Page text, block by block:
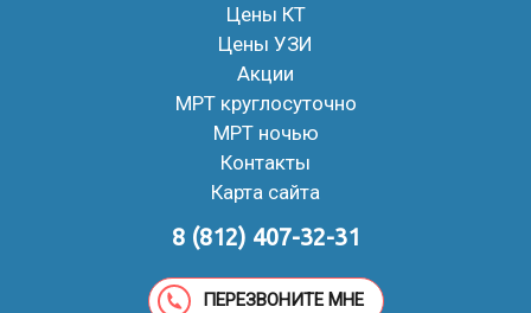
Цены КТ
Цены УЗИ
Акции
МРТ круглосуточно
МРТ ночью
Контакты
Карта сайта
8 (812) 407-32-31
ПЕРЕЗВОНИТЕ МНЕ